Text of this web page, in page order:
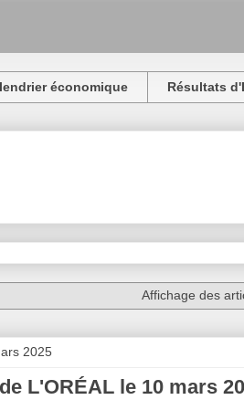
économique Résultats
Affichage des
2025
L'ORÉAL le 10 mars